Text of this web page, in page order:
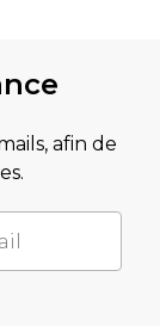
afin de